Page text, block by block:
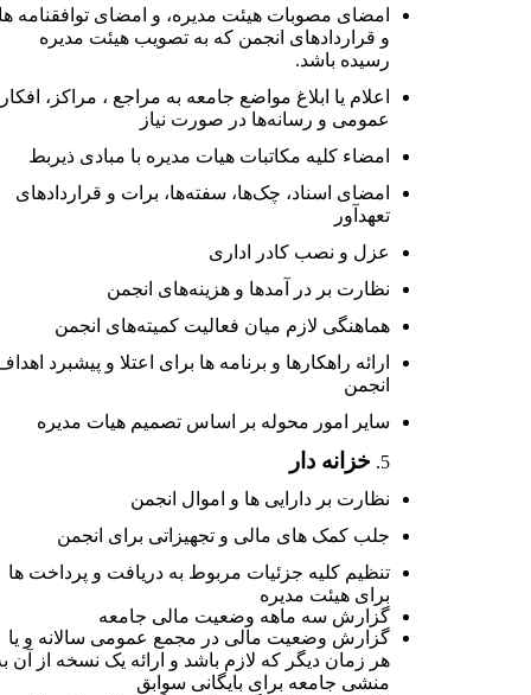
امضای مصوبات هیئت مدیره، و امضای توافقنامه ها
و قراردادهای انجمن که به تصویب هیئت مدیره
رسیده باشد.
اعلام یا ابلاغ مواضع جامعه به مراجع ، مراکز، افکار
عمومی و رسانه‌ها در صورت نیاز
امضاء کلیه مکاتبات هیات مدیره با مبادی ذیربط
امضای اسناد، چک‌ها، سفته‌ها، برات و قراردادهای
تعهدآور
عزل و نصب کادر اداری
نظارت بر در آمدها و هزینه‌های انجمن
هماهنگی لازم میان فعالیت کمیته‌های انجمن
ارائه راهکارها و برنامه ها برای اعتلا و پیشبرد اهداف
انجمن
سایر امور محوله بر اساس تصمیم هیات مدیره
خزانه دار
نظارت بر دارایی ها و اموال انجمن
جلب کمک های مالی و تجهیزاتی برای انجمن
تنظیم کلیه جزئیات مربوط به دریافت و پرداخت ها
برای هیئت مدیره
گزارش سه ماهه وضعیت مالی جامعه
گزارش وضعیت مالی در مجمع عمومی سالانه و یا
هر زمان دیگر که لازم باشد و ارائه یک نسخه از آن به
منشی جامعه برای بایگانی سوابق